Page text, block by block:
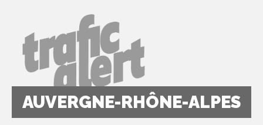
AUVERGNE-RHÔNE-ALPES